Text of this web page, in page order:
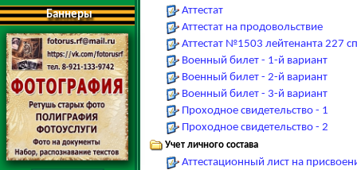
Баннеры
Аттестат
Аттестат на продовольствие
Аттестат №1503 лейтенанта 227
Военный билет - 1-й вариант
Военный билет - 2-й вариант
Военный билет - 3-й вариант
Проходное свидетельство - 1
Проходное свидетельство - 2
Учет личного состава
Аттестационный лист на